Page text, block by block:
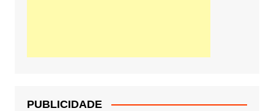
PUBLICIDADE